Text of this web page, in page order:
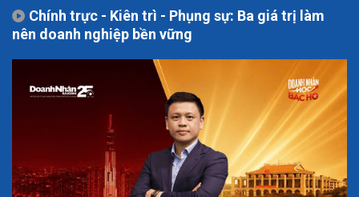
Chính trực - Kiên trì - Phụng sự: Ba giá trị làm
nên doanh nghiệp bền vững